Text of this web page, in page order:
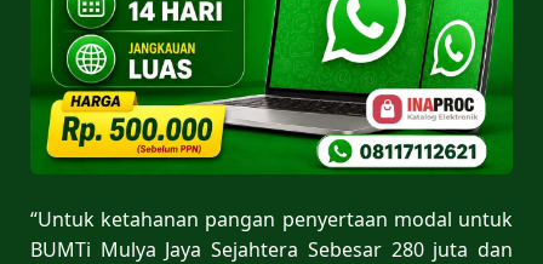
“Untuk ketahanan pangan penyertaan modal untuk
BUMTi Mulya Jaya Sejahtera Sebesar 280 juta dan